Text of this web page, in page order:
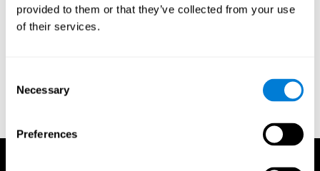
provided to them or that they’ve collected from your use
of their services.
Selection
Necessary
Preferences
مراجع
Merten, T. (2004). A Short Version of the Hooper Visual
Organization Test: Reliability and Validity. Applied
neuropsychology, 11(2), 99-102.
https://doi.org/10.1207/s15324826an1102_5